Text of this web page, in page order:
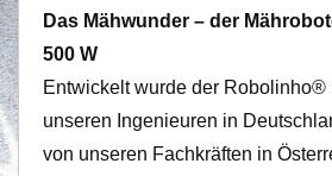
Das Mähwunder – der
500 W
Entwickelt wurde der Robolinho®
unseren Ingenieuren in
von unseren Fachkräften in